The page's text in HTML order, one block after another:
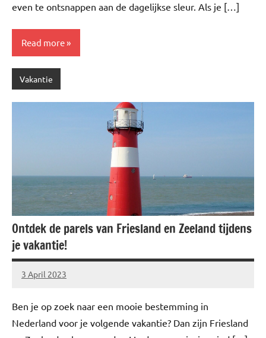
even te ontsnappen aan de dagelijkse sleur. Als je […]
Read more
Vakantie
Ontdek de parels van Friesland en Zeeland tijdens
je vakantie!
3 April 2023
Brechtje
Ben je op zoek naar een mooie bestemming in
Nederland voor je volgende vakantie? Dan zijn Friesland